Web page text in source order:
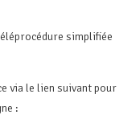
simplifiée
via le lien suivant pour
: